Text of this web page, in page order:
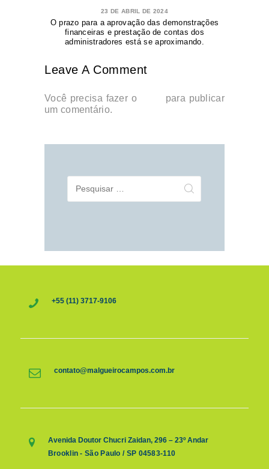
23 DE ABRIL DE 2024
O prazo para a aprovação das demonstrações
financeiras e prestação de contas dos
administradores está se aproximando.
Leave A Comment
Você precisa fazer o
para publicar
um comentário.
por:
+55 (11) 3717-9106
contato@malgueirocampos.com.br
Avenida Doutor Chucri Zaidan, 296 – 23º Andar
Brooklin - São Paulo / SP 04583-110